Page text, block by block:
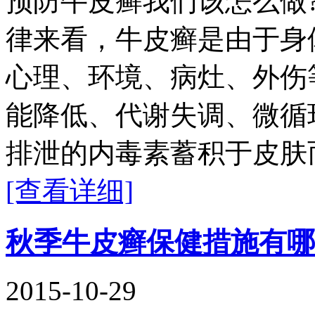
律来看，牛皮癣是由于
心理、环境、病灶、外
能降低、代谢失调、微
排泄的内毒素蓄积于皮
[查看详细]
秋季牛皮癣保健措施有
2015-10-29